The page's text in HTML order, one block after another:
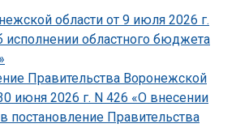
области от 9 июля 2026 г.
исполнении областного бюджета
Правительства Воронежской
июня 2026 г. N 426 «О внесении
постановление Правительства